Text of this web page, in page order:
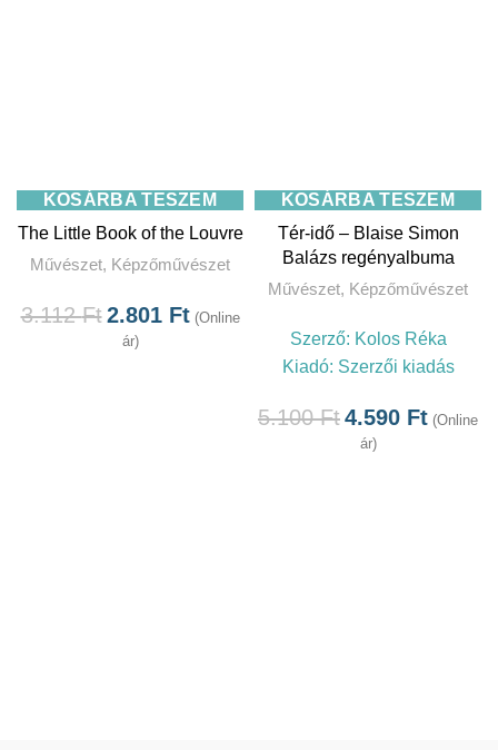
KOSÁRBA TESZEM
The Little Book of the Louvre
Művészet, Képzőművészet
3.112Ft 2.801 Ft (Online
ár)
KOSÁRBA TESZEM
Tér-idő – Blaise Simon
Balázs regényalbuma
Művészet, Képzőművészet
Szerző: Kolos Réka
Kiadó: Szerzői kiadás
5.100Ft4.590 Ft (Online
ár)